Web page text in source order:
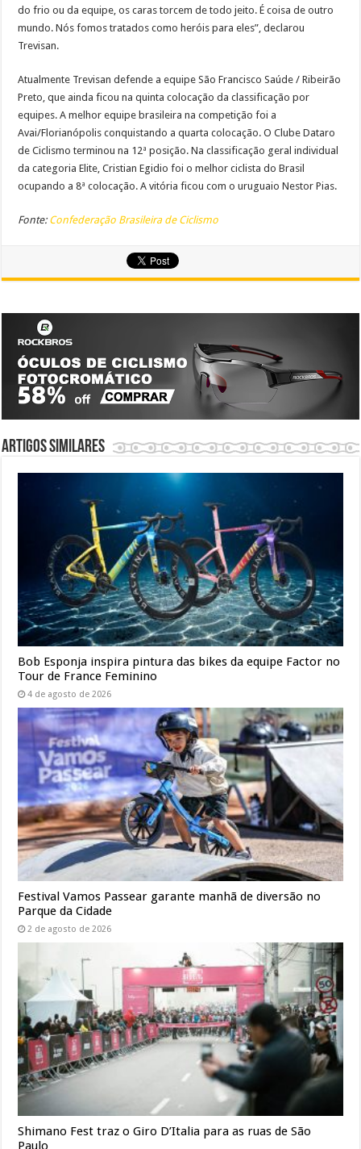
do frio ou da equipe, os caras torcem de todo jeito. É coisa de outro
mundo. Nós fomos tratados como heróis para eles”, declarou
Trevisan.
Atualmente Trevisan defende a equipe São Francisco Saúde / Ribeirão
Preto, que ainda ficou na quinta colocação da classificação por
equipes. A melhor equipe brasileira na competição foi a
Avai/Florianópolis conquistando a quarta colocação. O Clube Dataro
de Ciclismo terminou na 12ª posição. Na classificação geral individual
da categoria Elite, Cristian Egidio foi o melhor ciclista do Brasil
ocupando a 8ª colocação. A vitória ficou com o uruguaio Nestor Pias.
Fonte: Confederação Brasileira de Ciclismo
Artigos similares
Bob Esponja inspira pintura das bikes da equipe Factor no
Tour de France Feminino
4 de agosto de 2026
Festival Vamos Passear garante manhã de diversão no
Parque da Cidade
2 de agosto de 2026
Shimano Fest traz o Giro D’Italia para as ruas de São
Paulo